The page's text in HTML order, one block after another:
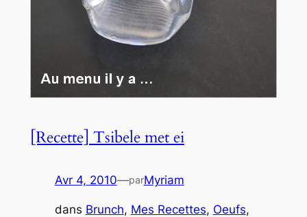
[Recette] Tsibele met ei
Avr 4, 2010—parMyriam
dans Brunch, Mes Recettes, Oeufs